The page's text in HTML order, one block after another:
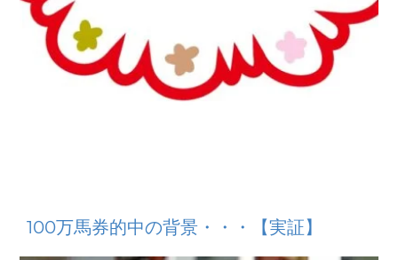
100万馬券的中の背景・・・【実証】